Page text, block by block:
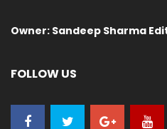
Owner: Sandeep Sharma
FOLLOW US